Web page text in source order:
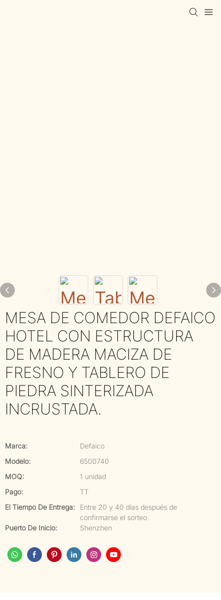
MESA DE COMEDOR DEFAICO
HOTEL CON ESTRUCTURA
DE MADERA MACIZA DE
FRESNO Y TABLERO DE
PIEDRA SINTERIZADA
INCRUSTADA.
Marca:
Defaico
Modelo:
6500740
MOQ:
1 unidad
Pago:
TT
El Tiempo De Entrega:
Entre 20 y 40 días después de
confirmarse el sorteo.
Puerto De Inicio:
Shenzhen